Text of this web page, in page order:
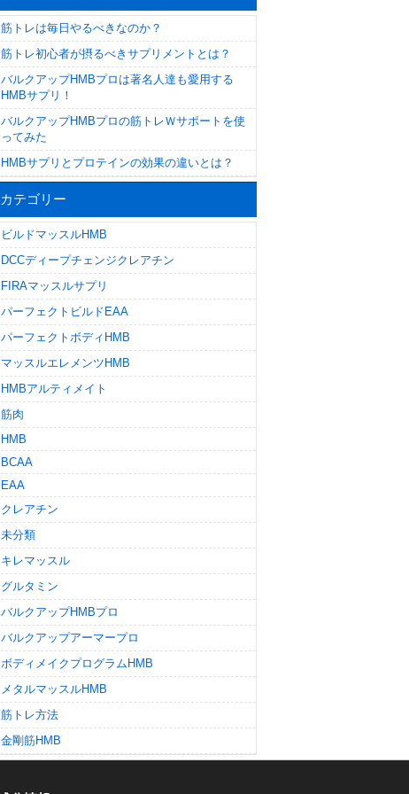
筋トレは毎日やるべきなのか？
筋トレ初心者が摂るべきサプリメントとは？
バルクアップHMBプロは著名人達も愛用する
HMBサプリ！
バルクアップHMBプロの筋トレＷサポートを使
ってみた
HMBサプリとプロテインの効果の違いとは？
カテゴリー
ビルドマッスルHMB
DCCディープチェンジクレアチン
FIRAマッスルサプリ
パーフェクトビルドEAA
パーフェクトボディHMB
マッスルエレメンツHMB
HMBアルティメイト
筋肉
HMB
BCAA
EAA
クレアチン
未分類
キレマッスル
グルタミン
バルクアップHMBプロ
バルクアップアーマープロ
ボディメイクプログラムHMB
メタルマッスルHMB
筋トレ方法
金剛筋HMB